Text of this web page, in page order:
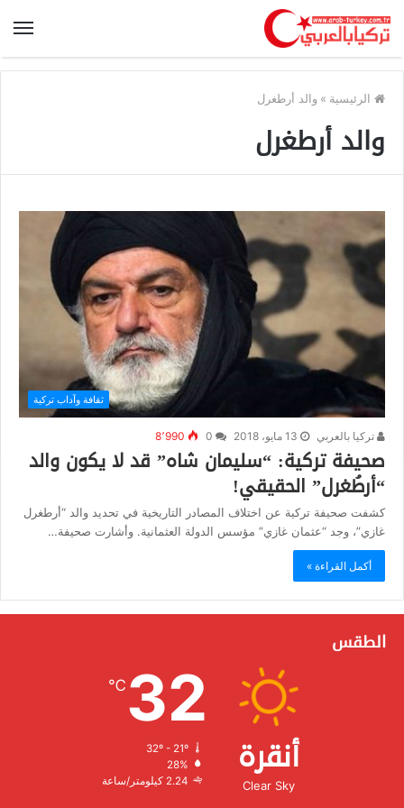
الرئيسية » والد أرطغرل
والد أرطغرل
ثقافة وآداب تركية
تركيا بالعربي 13 مايو، 2018 8٬990
صحيفة تركية: “سليمان شاه” قد لا يكون والد
“أرطُغرل” الحقيقي!
كشفت صحيفة تركية عن اختلاف المصادر التاريخية في تحديد والد “أرطغرل
غازي”، وجد “عثمان غازي” مؤسس الدولة العثمانية. وأشارت صحيفة…
أكمل القراءة »
الطقس
أنقرة
Clear Sky
32
℃
32º - 21º
الرطوبة:
الرياح: